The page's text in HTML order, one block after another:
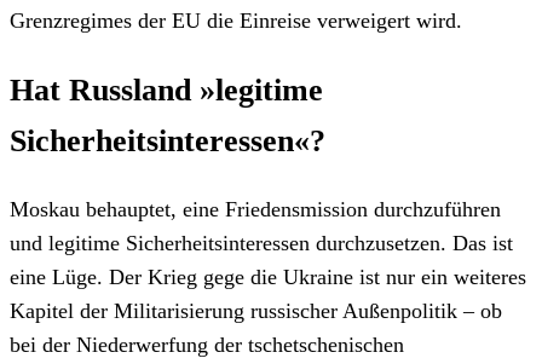
Grenzregimes der EU die Einreise verweigert wird.
Hat Russland »legitime
Sicherheitsinteressen«?
Moskau behauptet, eine Friedensmission durchzuführen
und legitime Sicherheitsinteressen durchzusetzen. Das ist
eine Lüge. Der Krieg gege die Ukraine ist nur ein weiteres
Kapitel der Militarisierung russischer Außenpolitik – ob
bei der Niederwerfung der tschetschenischen